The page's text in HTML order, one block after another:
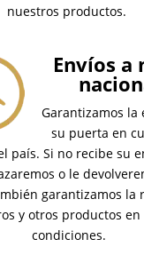
nuestros productos.
Envíos a
Garantizamos la
su puerta en
país. Si no recibe su
o le
garantizamos la
y otros productos en
condiciones.